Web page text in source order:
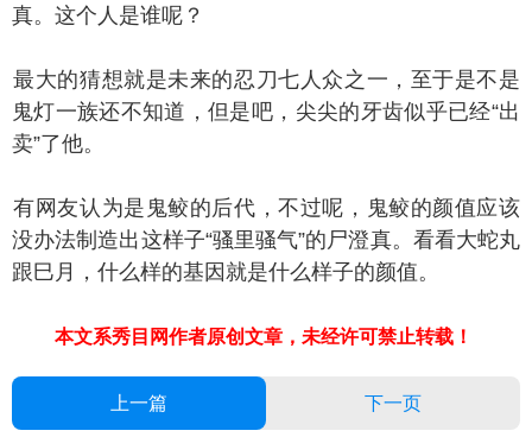
真。这个人是谁呢？
的猜想就是未来的忍刀七人众之一，至于是不是
鬼灯一族还不知道，但是吧，尖尖的牙齿似乎已经“出
卖”了他。
友认为是鬼鲛的后代，不过呢，鬼鲛的颜值应该
没办法制造出这样子“骚里骚气”的尸澄真。看看大蛇丸
跟巳月，什么样的基因就是什么样子的颜值。
本文系秀目网作者原创文章，未经许可禁止转载！
上一篇 下一页